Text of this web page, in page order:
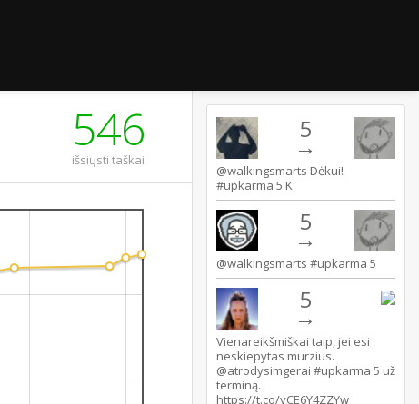
546
išsiųsti taškai
5
→
@walkingsmarts Dėkui!
#upkarma 5 K
5
→
@walkingsmarts #upkarma 5
5
→
Vienareikšmiškai taip, jei esi
neskiepytas murzius.
@atrodysimgerai #upkarma 5 už
terminą.
https://t.co/yCE6Y4ZZYw